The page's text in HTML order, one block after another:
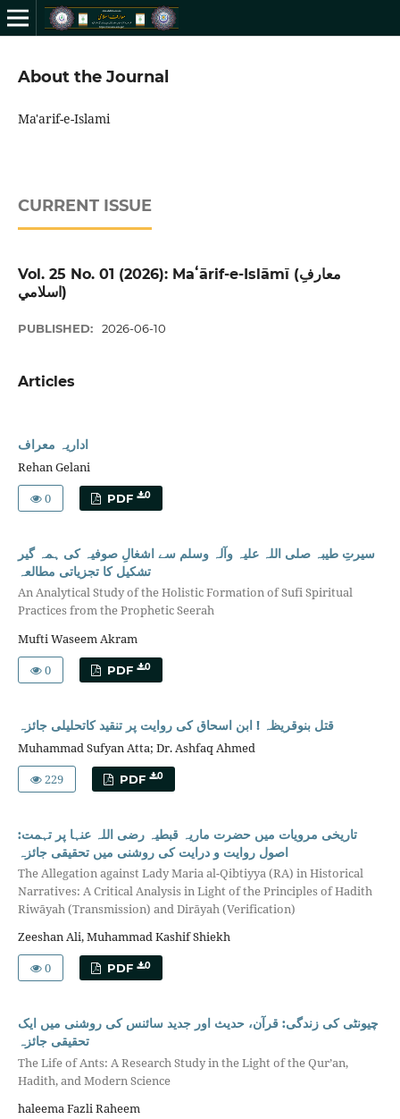
About the Journal
Ma'arif-e-Islami
CURRENT ISSUE
Vol. 25 No. 01 (2026): Maʻārif-e-Islāmī (معارفِ
اسلامي)
PUBLISHED: 2026-06-10
Articles
اداریہ معراف
Rehan Gelani
0
PDF 0
سیرتِ طیبہ صلی اللہ علیہ وآلہ وسلم سے اشغالِ صوفیہ کی ہمہ گیر
تشکیل کا تجزیاتی مطالعہ
An Analytical Study of the Holistic Formation of Sufi Spiritual
Practices from the Prophetic Seerah
Mufti Waseem Akram
0
PDF 0
قتل بنوقریظہ ! ابن اسحاق کی روایت پر تنقید کاتحلیلی جائزہ
Muhammad Sufyan Atta; Dr. Ashfaq Ahmed
229
PDF 0
تاریخی مرویات میں حضرت ماریہ قبطیہ رضی اللہ عنہا پر تہمت:
اصول روایت و درایت کی روشنی میں تحقیقی جائزہ
The Allegation against Lady Maria al-Qibtiyya (RA) in Historical
Narratives: A Critical Analysis in Light of the Principles of Hadith
Riwāyah (Transmission) and Dirāyah (Verification)
Zeeshan Ali, Muhammad Kashif Shiekh
0
PDF 0
چیونٹی کی زندگی: قرآن، حدیث اور جدید سائنس کی روشنی میں ایک
تحقیقی جائزہ
The Life of Ants: A Research Study in the Light of the Qur’an,
Hadith, and Modern Science
haleema Fazli Raheem